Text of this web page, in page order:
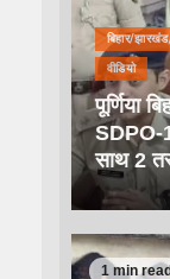
बिहार/
वीडियो
पूर्णिया
SDPO-
साथ 2
1 min read